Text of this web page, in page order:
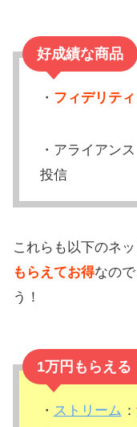
好成績な商品
・ フィデリテ
・アライアン
投信
これらも以下のネ
もらえてお得なの
う！
1万円もらえる
・ ストリーム ：